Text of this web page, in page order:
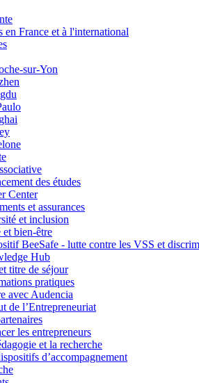
en France et à l'international
sur-Yon
des études
Center
et assurances
et inclusion
et bien-être
BeeSafe - lutte contre les VSS et
Hub
titre de séjour
pratiques
avec Audencia
de l’Entrepreneuriat
les entrepreneurs
et la recherche
d’accompagnement